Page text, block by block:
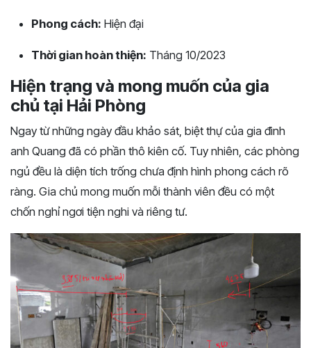
Phong cách: Hiện đại
Thời gian hoàn thiện: Tháng 10/2023
Hiện trạng và mong muốn của gia
chủ tại Hải Phòng
Ngay từ những ngày đầu khảo sát, biệt thự của gia đình
anh Quang đã có phần thô kiên cố. Tuy nhiên, các phòng
ngủ đều là diện tích trống chưa định hình phong cách rõ
ràng. Gia chủ mong muốn mỗi thành viên đều có một
chốn nghỉ ngơi tiện nghi và riêng tư.